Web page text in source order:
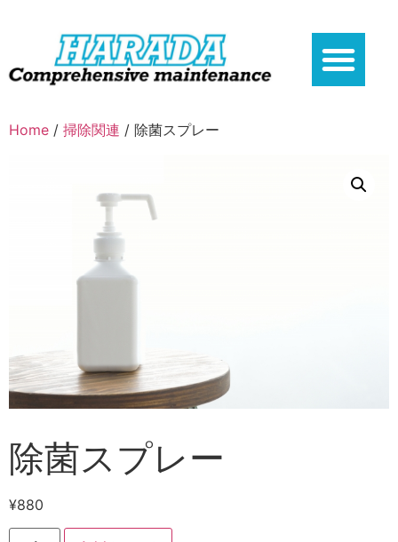
Home / 掃除関連 / 除菌スプレー
除菌スプレー
¥880